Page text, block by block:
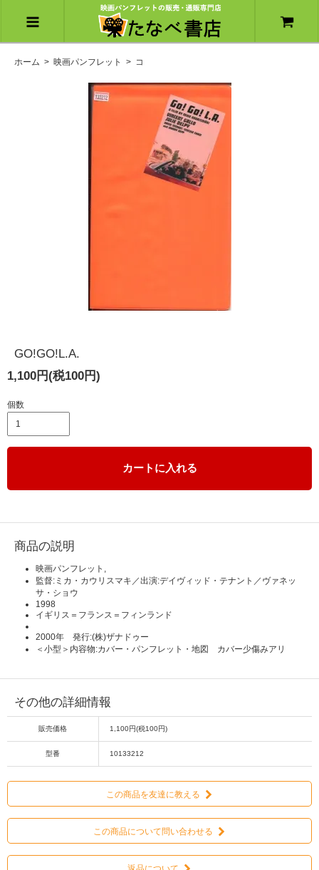
ホーム > 映画パンフレット > コ
GO!GO!L.A.
1,100円(税100円)
個数
カートに入れる
商品の説明
映画パンフレット,
監督:ミカ・カウリスマキ／出演:デイヴィッド・テナント／ヴァネッ
サ・ショウ
1998
イギリス＝フランス＝フィンランド
2000年 発行:(株)ザナドゥー
＜小型＞内容物:カバー・パンフレット・地図 カバー少傷みアリ
その他の詳細情報
販売価格 1,100円(税100円)
型番 10133212
この商品を友達に教える
この商品について問い合わせる